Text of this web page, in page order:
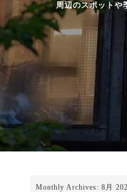
周辺のスポットや
Monthly Archives: 8月